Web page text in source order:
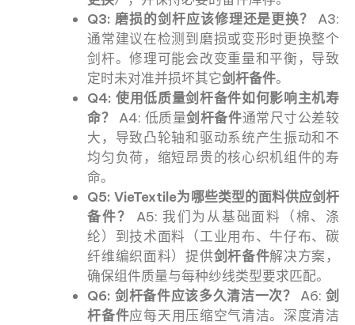
Q3: 磨损的剑杆应该修理还是更换？
A3:
通常建议在检测到磨损或变形时更换整个
剑杆。修理可能会改变重量和平衡，导致
定时未对准并损坏其它剑杆备件。
Q4: 使用低质量剑杆备件如何影响主机寿
命？
A4: 低质量剑杆备件通常尺寸公差较
大，导致凸轮轴和驱动系统产生振动和不
均匀负荷，缩短昂贵的核心织机组件的寿
命。
Q5: VieTextile为哪些类型的面料供应剑杆
备件？
A5: 我们为从基础面料（棉、涤
纶）到技术面料（工业用布、牛仔布、碳
纤维编织面料）提供剑杆备件解决方案，
确保组件质量与每种纱线类型要求匹配。
Q6: 剑杆备件应该多久清洁一次？
A6:剑
杆备件应每天用压缩空气清洁。深度清洁